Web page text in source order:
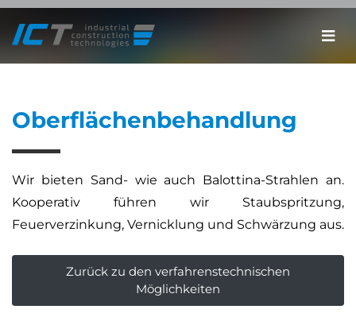
Oberflächenbehandlung
Wir bieten Sand- wie auch Balottina-Strahlen an.
Kooperativ führen wir Staubspritzung,
Feuerverzinkung, Vernicklung und Schwärzung aus.
Zurück zu den verfahrenstechnischen
Möglichkeiten